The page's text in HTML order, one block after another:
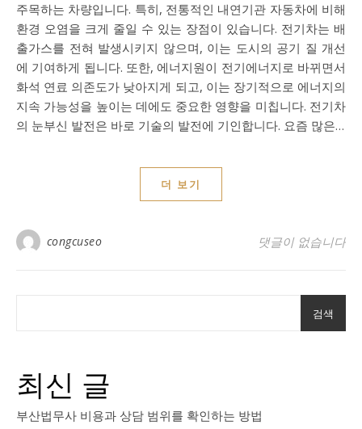
주목하는 차량입니다. 특히, 전통적인 내연기관 자동차에 비해
환경 오염을 크게 줄일 수 있는 장점이 있습니다. 전기차는 배
출가스를 전혀 발생시키지 않으며, 이는 도시의 공기 질 개선
에 기여하게 됩니다. 또한, 에너지원이 전기에너지로 바뀌면서
화석 연료 의존도가 낮아지게 되고, 이는 장기적으로 에너지의
지속 가능성을 높이는 데에도 중요한 영향을 미칩니다. 전기차
의 눈부신 발전은 바로 기술의 발전에 기인합니다. 요즘 많은…
더 보기
congcuseo 댓글이 없습니다
검색
최신 글
부산법무사 비용과 상담 범위를 확인하는 방법